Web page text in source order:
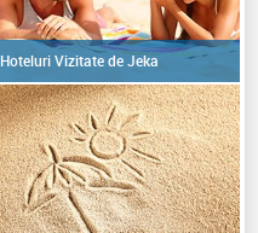
Hoteluri Vizitate de Jeka